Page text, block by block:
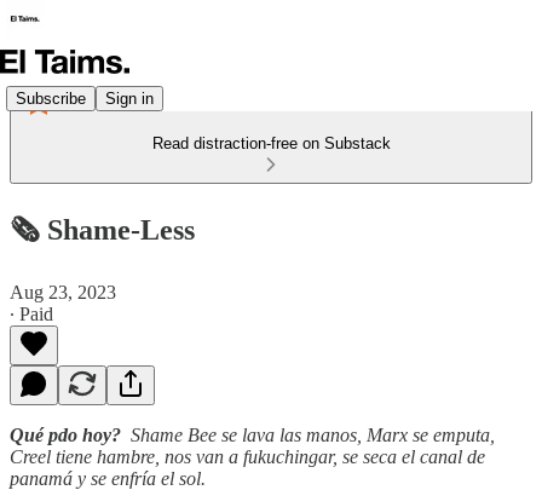
Subscribe Sign in
Read distraction-free on Substack
🗞️ Shame-Less
Aug 23, 2023
∙ Paid
Qué pdo hoy? Shame Bee se lava las manos, Marx se emputa,
Creel tiene hambre, nos van a fukuchingar, se seca el canal de
panamá y se enfría el sol.